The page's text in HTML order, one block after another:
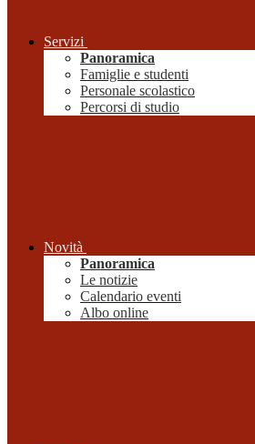
Servizi
Panoramica
Famiglie e studenti
Personale scolastico
Percorsi di studio
Novità
Panoramica
Le notizie
Calendario eventi
Albo online